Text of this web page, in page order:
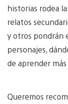
historias rodea
relatos
y otros pondrán
personajes,
de aprender más
Queremos